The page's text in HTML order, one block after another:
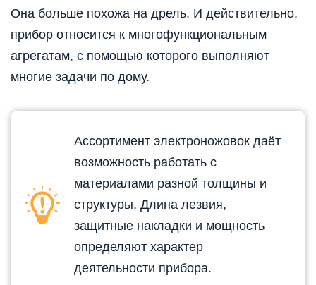
Она больше похожа на дрель. И действительно,
прибор относится к многофункциональным
агрегатам, с помощью которого выполняют
многие задачи по дому.
Ассортимент электроножовок даёт
возможность работать с
материалами разной толщины и
структуры. Длина лезвия,
защитные накладки и мощность
определяют характер
деятельности прибора.